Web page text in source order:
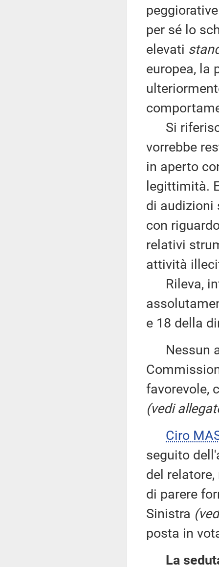
per sé lo
elevati
europea, la
Si
vorrebbe
in aperto
legittimità.
di audizioni
con
relativi
attività
Rileva,
e 18 della
Nessun
favorevole,
(vedi
Ciro
seguito
del
di parere
Sinistra
posta in
La